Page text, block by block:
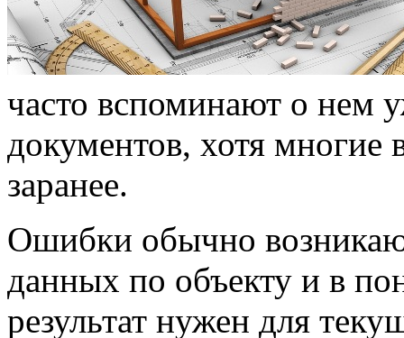
часто вспоминают о нем
документов, хотя
заранее.
Ошибки обычно
данных по объекту и в
результат нужен для